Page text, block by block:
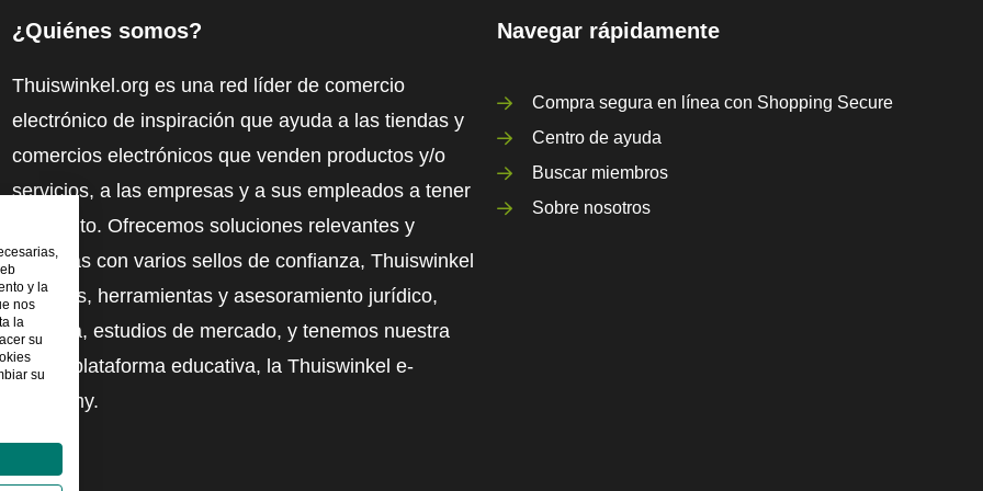
¿Quiénes somos?
Thuiswinkel.org es una red líder de comercio
electrónico de inspiración que ayuda a las tiendas y
comercios electrónicos que venden productos y/o
servicios, a las empresas y a sus empleados a tener
más éxito. Ofrecemos soluciones relevantes y
prácticas con varios sellos de confianza, Thuiswinkel
Reviews, herramientas y asesoramiento jurídico,
defensa, estudios de mercado, y tenemos nuestra
propia plataforma educativa, la Thuiswinkel e-
Academy.
Navegar rápidamente
Compra segura en línea con Shopping Secure
Centro de ayuda
Buscar miembros
Sobre nosotros
y la
nos
la
su
su